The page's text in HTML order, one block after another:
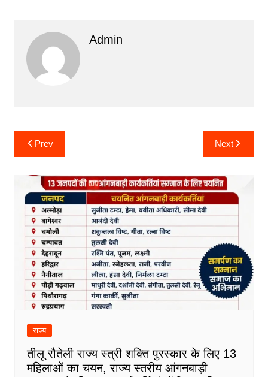
Admin
Post
navigation
Prev Next
राज्य
तीलू रौतेली राज्य स्त्री शक्ति पुरस्कार के लिए 13
महिलाओं का चयन, राज्य स्तरीय आंगनबाड़ी